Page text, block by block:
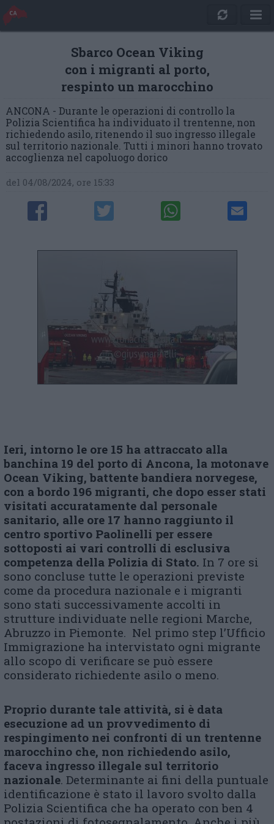
Sbarco Ocean Viking
con i migranti al porto,
respinto un marocchino
ANCONA - Durante le operazioni di controllo la
Polizia Scientifica ha individuato il trentenne, non
richiedendo asilo, ritenendo il suo ingresso illegale
sul territorio nazionale. Tutti i minori hanno trovato
accoglienza nel capoluogo dorico
del 04/08/2024, ore 15:33
Ieri, intorno le ore 15 ha attraccato alla
banchina 19 del porto di Ancona, la motonave
Ocean Viking, battente bandiera norvegese,
con a bordo 196 migranti, che dopo esser stati
visitati accuratamente dal personale
sanitario, alle ore 17 hanno raggiunto il
centro sportivo Paolinelli per essere
sottoposti ai vari controlli di esclusiva
competenza della Polizia di Stato. In 7 ore si
sono concluse tutte le operazioni previste
come da procedura nazionale e i migranti
sono stati successivamente accolti in
strutture individuate nelle regioni Marche,
Abruzzo in Piemonte. Nel primo step l’Ufficio
Immigrazione ha intervistato ogni migrante
allo scopo di verificare se può essere
considerato richiedente asilo o meno.
Proprio durante tale attività, si è data
esecuzione ad un provvedimento di
respingimento nei confronti di un trentenne
marocchino che, non richiedendo asilo,
faceva ingresso illegale sul territorio
nazionale. Determinante ai fini della puntuale
identificazione è stato il lavoro svolto dalla
Polizia Scientifica che ha operato con ben 4